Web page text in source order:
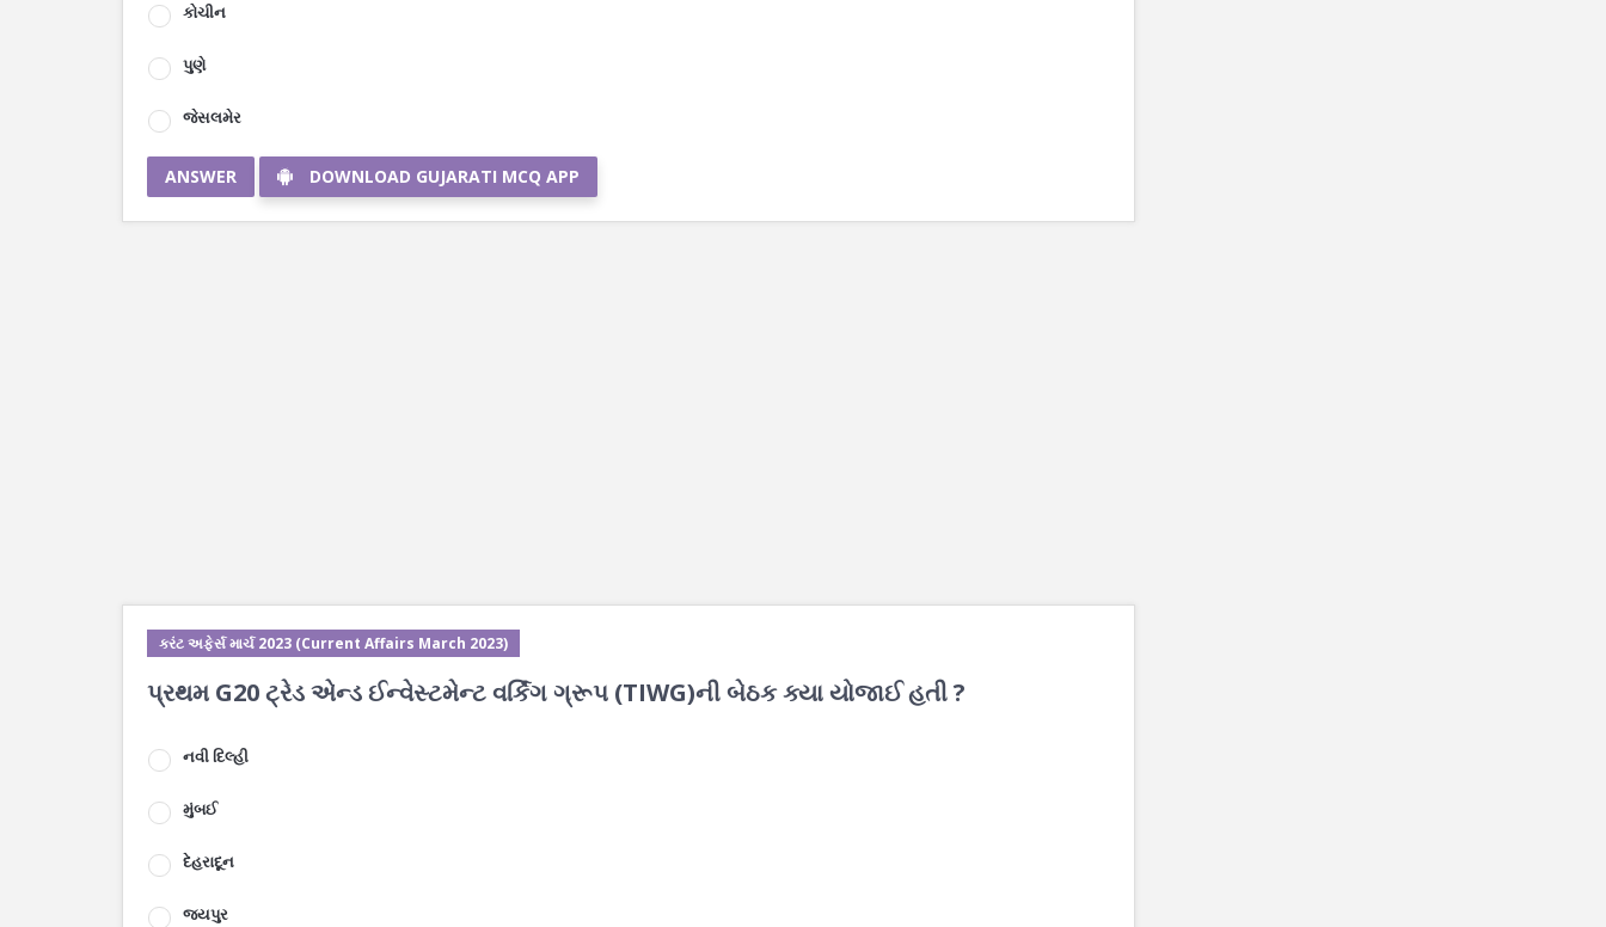
કોચીન
પુણે
જેસલમેર
ANSWER DOWNLOAD GUJARATI MCQ APP
કરંટ અફેર્સ માર્ચ 2023 (Current Affairs March 2023)
પ્રથમ G20 ટ્રેડ એન્ડ ઈન્વેસ્ટમેન્ટ વર્કિંગ ગ્રૂપ (TIWG)ની બેઠક ક્યા યોજાઈ હતી ?
નવી દિલ્હી
મુંબઈ
દેહરાદૂન
જયપુર